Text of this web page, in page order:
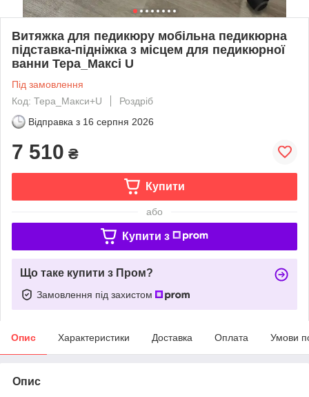
Витяжка для педикюру мобільна педикюрна
підставка-підніжка з місцем для педикюрної
ванни Тера_Максі U
Під замовлення
Код: Тера_Макси+U
Роздріб
Відправка з 16 серпня 2026
7 510 ₴
Купити
або
Купити з
Що таке купити з Пром?
Замовлення під захистом
Опис Характеристики Доставка Оплата Умови
Опис